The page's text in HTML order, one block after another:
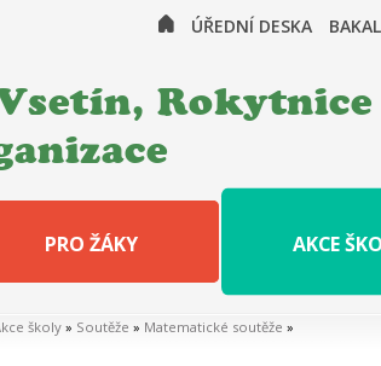
ÚŘEDNÍ DESKA
Rokytnice
PRO ŽÁKY AKCE
školy » Soutěže » Matematické soutěže »